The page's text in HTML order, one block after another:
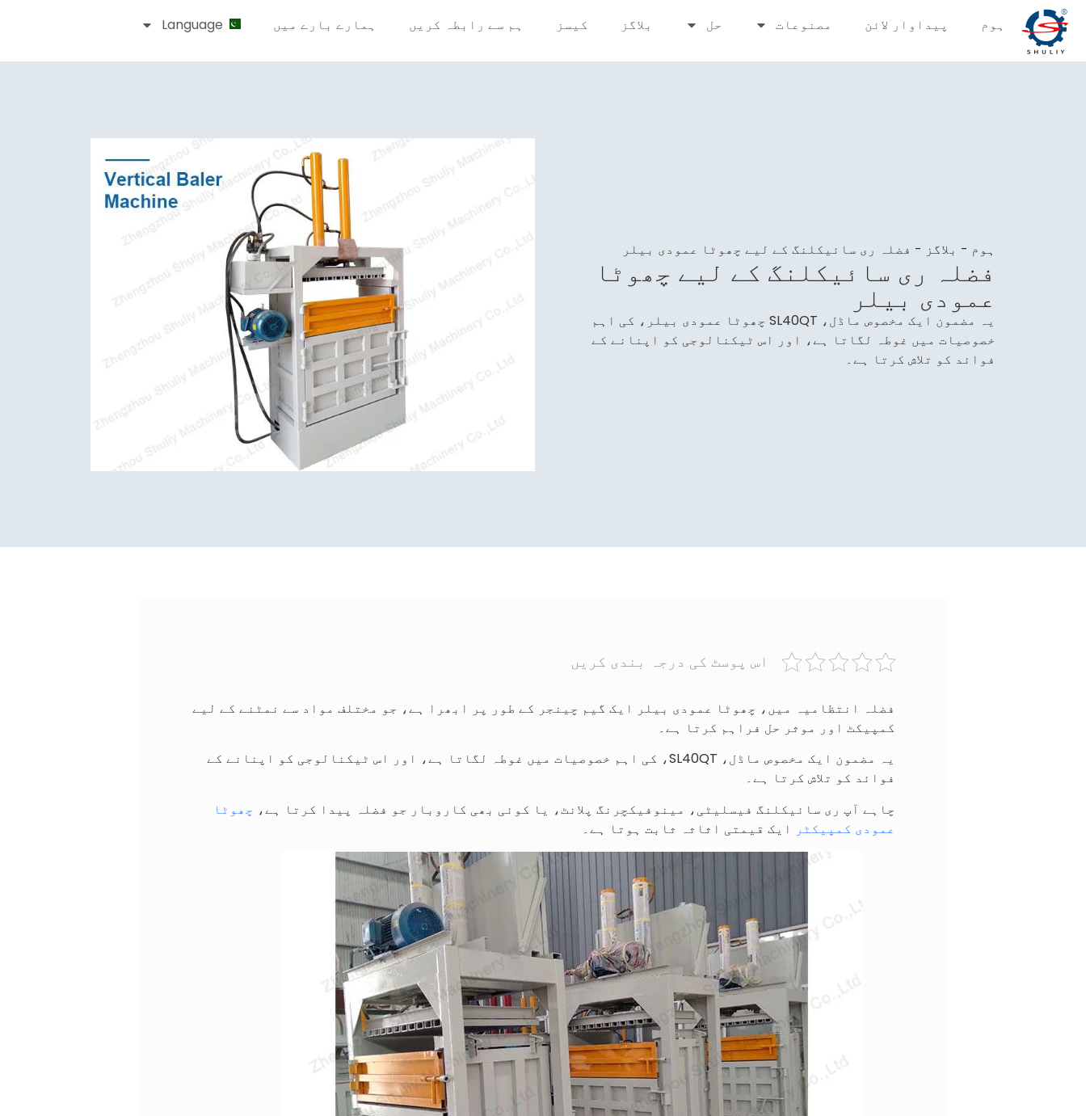
ہوم پیداوار لائن مصنوعات حل بلاگز کیسز ہم سے رابطہ کریں ہمارے بارے میں Language
ہوم - بلاگز - فضلہ ری سائیکلنگ کے لیے چھوٹا عمودی بیلر
فضلہ ری سائیکلنگ کے لیے چھوٹا
عمودی بیلر
یہ مضمون ایک مخصوص ماڈل، SL40QT چھوٹا عمودی بیلر، کی اہم
خصوصیات میں غوطہ لگاتا ہے، اور اس ٹیکنالوجی کو اپنانے کے
فوائد کو تلاش کرتا ہے۔
اس پوسٹ کی درجہ بندی کریں
فضلہ انتظامیہ میں، چھوٹا عمودی بیلر ایک گیم چینجر کے طور پر ابھرا ہے، جو مختلف مواد سے نمٹنے کے لیے
کمپیکٹ اور موثر حل فراہم کرتا ہے۔
یہ مضمون ایک مخصوص ماڈل، SL40QT، کی اہم خصوصیات میں غوطہ لگاتا ہے، اور اس ٹیکنالوجی کو اپنانے کے
فوائد کو تلاش کرتا ہے۔
چاہے آپ ری سائیکلنگ فیسلیٹی، مینوفیکچرنگ پلانٹ، یا کوئی بھی کاروبار جو فضلہ پیدا کرتا ہے، چھوٹا
عمودی کمپیکٹر ایک قیمتی اثاثہ ثابت ہوتا ہے۔